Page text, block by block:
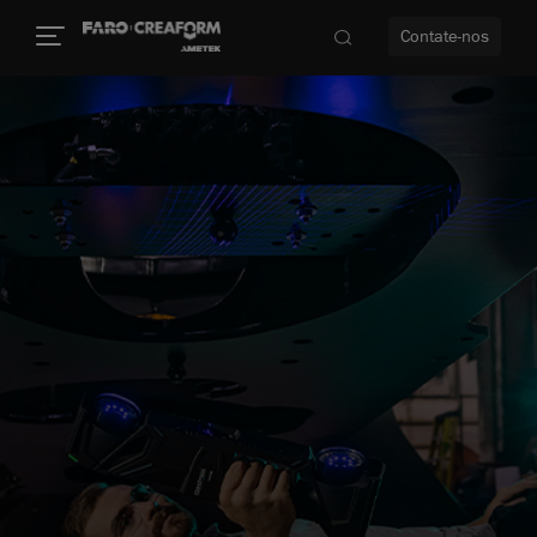
mais
Contate-nos